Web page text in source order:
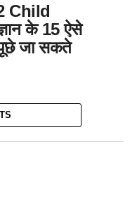
Child
के 15 ऐसे
पूछे जा सकते